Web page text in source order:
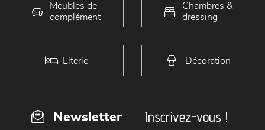
Meubles de
complément
Chambres &
dressing
Literie Décoration
Newsletter Inscrivez-vous !